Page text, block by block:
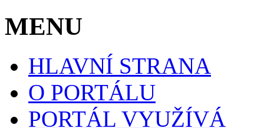
MENU
HLAVNÍ STRANA
O PORTÁLU
PORTÁL VYUŽÍVÁ